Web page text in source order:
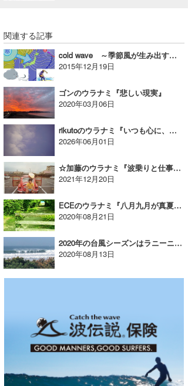
関連する記事
cold wave ～季節風が生み出す冬の波～｜米山予報士のウラナミ
2015年12月19日
ゴンのウラナミ『悲しい現実』
2020年03月06日
rikutoのウラナミ『いつも心に、パッションピンクのアネモネを』
2026年06月01日
☆加藤のウラナミ『波乗りと仕事、どちらを優先する!?』
2021年12月20日
ECEのウラナミ『八月九月が真夏説』
2020年08月21日
2020年の台風シーズンはラニーニャ気味？波はどうなる？｜MINのウラナミVol.343
2020年08月13日